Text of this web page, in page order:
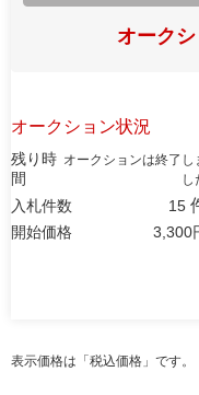
オーク
オークション状況
残り時
間
オークションは終了し
し
入札件数 15
開始価格 3,300
表示価格は「税込価格」です。